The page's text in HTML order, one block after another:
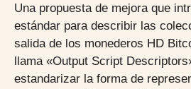
Una propuesta de mejora que
estándar para describir las
salida de los monederos HD
llama «Output Script
estandarizar la forma de